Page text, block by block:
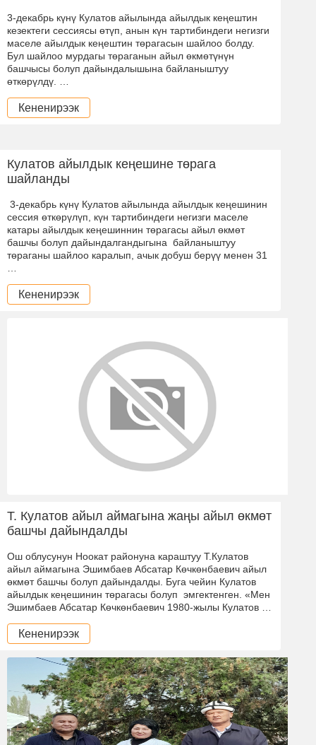
3-декабрь күнү Кулатов айылында айылдык кеңештин
кезектеги сессиясы өтүп, анын күн тартибиндеги негизги
маселе айылдык кеңештин төрагасын шайлоо болду.
Бул шайлоо мурдагы төраганын айыл өкмөтүнүн
башчысы болуп дайындалышына байланыштуу
өткөрүлдү. …
Кененирээк
Кулатов айылдык кеңешине төрага
шайланды
3-декабрь күнү Кулатов айылында айылдык кеңешинин
сессия өткөрүлүп, күн тартибиндеги негизги маселе
катары айылдык кеңешиннин төрагасы айыл өкмөт
башчы болуп дайындалгандыгына байланыштуу
төраганы шайлоо каралып, ачык добуш берүү менен 31
Кененирээк
Т. Кулатов айыл аймагына жаңы айыл өкмөт
башчы дайындалды
Ош облусунун Ноокат районуна караштуу Т.Кулатов
айыл аймагына Эшимбаев Абсатар Көчкөнбаевич айыл
өкмөт башчы болуп дайындалды. Буга чейин Кулатов
айылдык кеңешинин төрагасы болуп эмгектенген. «Мен
Эшимбаев Абсатар Көчкөнбаевич 1980-жылы Кулатов …
Кененирээк